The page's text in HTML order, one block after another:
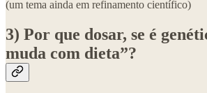
(um tema ainda em refinamento científico)
3) Por que dosar, se é
muda com dieta”?